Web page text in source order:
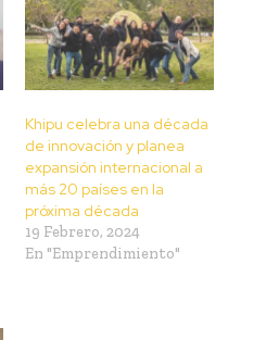
Khipu celebra una década
de innovación y planea
expansión internacional a
más 20 países en la
próxima década
19 Febrero, 2024
En "Emprendimiento"